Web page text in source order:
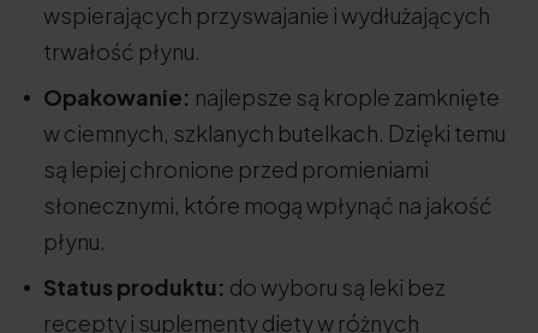
wspierających przyswajanie i wydłużających
trwałość płynu.
Opakowanie: najlepsze są krople zamknięte
w ciemnych, szklanych butelkach. Dzięki temu
są lepiej chronione przed promieniami
słonecznymi, które mogą wpłynąć na jakość
płynu.
Status produktu: do wyboru są leki bez
recepty i suplementy diety w różnych